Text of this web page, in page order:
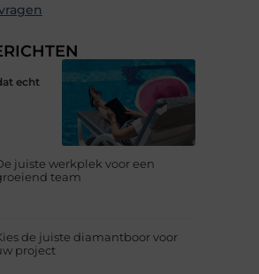
echt
juiste werkplek voor een
team
de juiste diamantboor voor
project